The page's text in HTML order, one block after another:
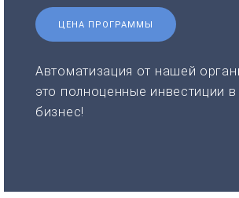
ЦЕНА ПРОГРАММЫ
Автоматизация от нашей
это полноценные инвестиции
бизнес!